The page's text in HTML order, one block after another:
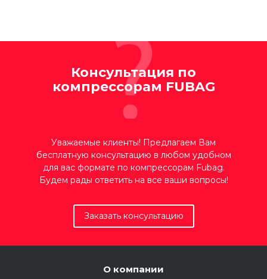
Консультация по
компрессорам FUBAG
Уважаемые клиенты! Предлагаем Вам
бесплатную консультацию в любом удобном
для вас формате по компрессорам Fubag.
Будем рады ответить на все ваши вопросы!
Заказать консультацию
О компании